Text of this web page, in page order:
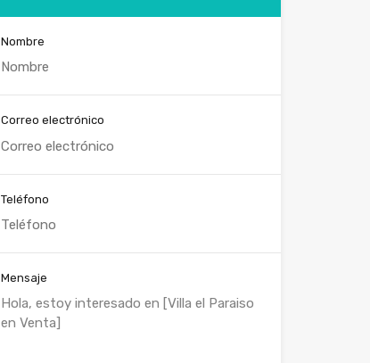
Nombre
Correo electrónico
Teléfono
Mensaje